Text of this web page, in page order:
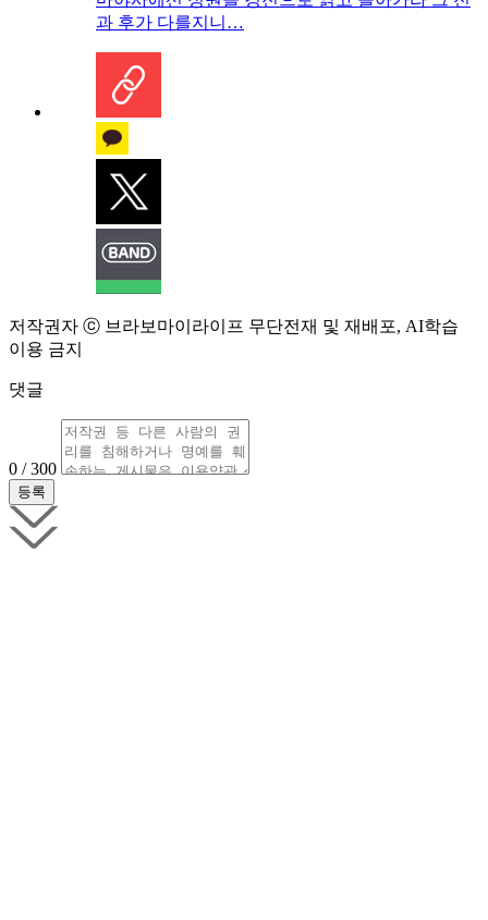
과 후가 다를지니…
저작권자 ⓒ 브라보마이라이프 무단전재 및 재배포, AI학습
이용 금지
댓글
0 / 300